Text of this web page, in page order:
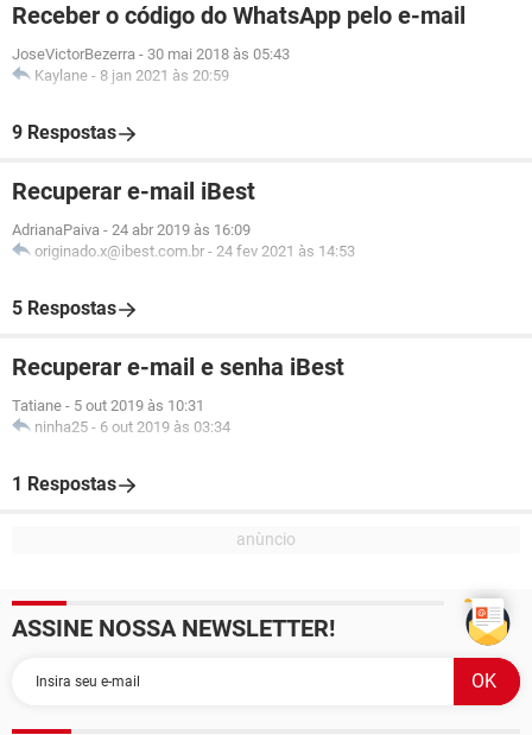
Receber o código do WhatsApp pelo e-mail
JoseVictorBezerra - 30 mai 2018 às 05:43
Kaylane - 8 jan 2021 às 20:59
9 Respostas
Recuperar e-mail iBest
AdrianaPaiva - 24 abr 2019 às 16:09
originado.x@ibest.com.br - 24 fev 2021 às 14:53
5 Respostas
Recuperar e-mail e senha iBest
Tatiane - 5 out 2019 às 10:31
ninha25 - 6 out 2019 às 03:34
1 Respostas
ASSINE NOSSA NEWSLETTER!